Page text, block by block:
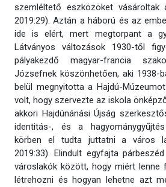
szemléltető eszközöket vásároltak
2019:29). Aztán a háború és az
ide is elért, mert megtorpant a
Látványos változások 1930-től
pályakezdő magyar-francia
Józsefnek köszönhetően, aki 1938-
belül megnyitotta a Hajdú-
volt, hogy szervezte az iskola
akkori Hajdúnánási Újság
identitás-, és a
körben el tudta juttatni a város
2019:33). Elindult egyfajta
városlakók között, hogy miért
létrehozni és hogyan lehetne azt